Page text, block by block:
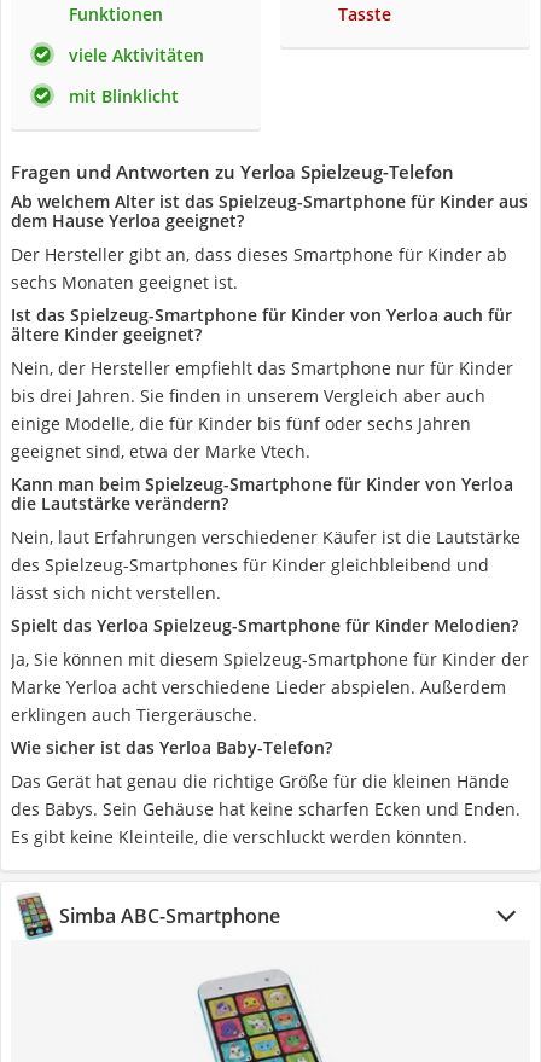
Funktionen
viele Aktivitäten
mit Blinklicht
Tasste
Fragen und Antworten zu Yerloa Spielzeug-Telefon
Ab welchem Alter ist das Spielzeug-Smartphone für Kinder aus
dem Hause Yerloa geeignet?
Der Hersteller gibt an, dass dieses Smartphone für Kinder ab
sechs Monaten geeignet ist.
Ist das Spielzeug-Smartphone für Kinder von Yerloa auch für
ältere Kinder geeignet?
Nein, der Hersteller empfiehlt das Smartphone nur für Kinder
bis drei Jahren. Sie finden in unserem Vergleich aber auch
einige Modelle, die für Kinder bis fünf oder sechs Jahren
geeignet sind, etwa der Marke Vtech.
Kann man beim Spielzeug-Smartphone für Kinder von Yerloa
die Lautstärke verändern?
Nein, laut Erfahrungen verschiedener Käufer ist die Lautstärke
des Spielzeug-Smartphones für Kinder gleichbleibend und
lässt sich nicht verstellen.
Spielt das Yerloa Spielzeug-Smartphone für Kinder Melodien?
Ja, Sie können mit diesem Spielzeug-Smartphone für Kinder der
Marke Yerloa acht verschiedene Lieder abspielen. Außerdem
erklingen auch Tiergeräusche.
Wie sicher ist das Yerloa Baby-Telefon?
Das Gerät hat genau die richtige Größe für die kleinen Hände
des Babys. Sein Gehäuse hat keine scharfen Ecken und Enden.
Es gibt keine Kleinteile, die verschluckt werden könnten.
Simba ABC-Smartphone